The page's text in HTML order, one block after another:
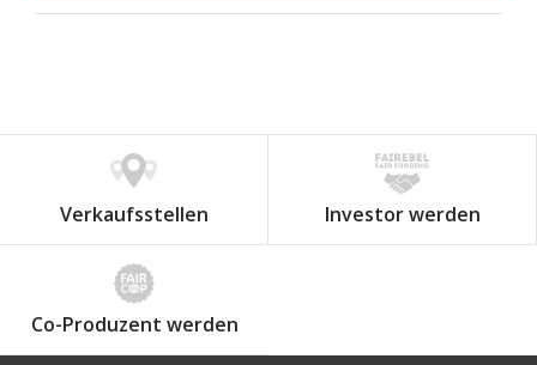
Verkaufsstellen Investor werden
Co-Produzent werden